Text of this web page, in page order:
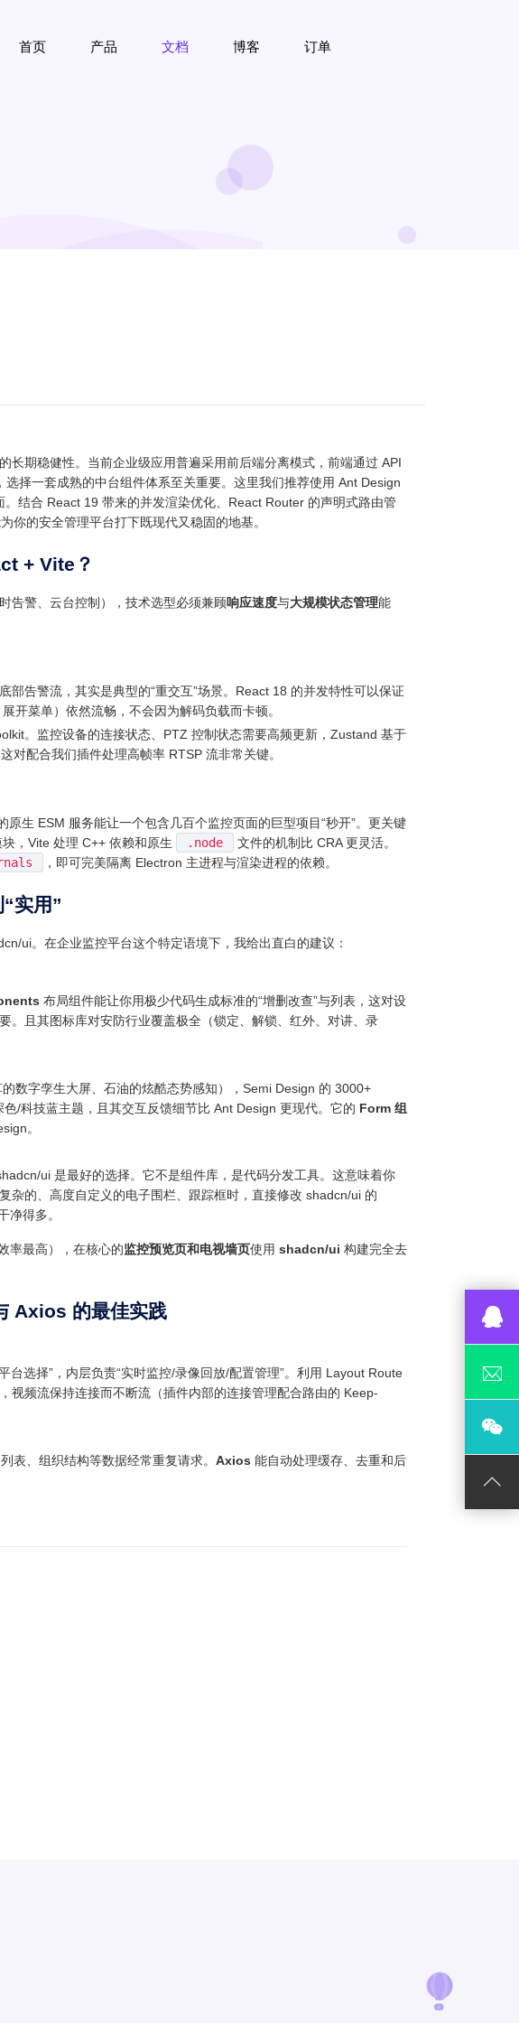
首页 产品 文档 博客 订单
长期稳健性。当前企业级应用普遍采用前后端分离模式，前端通过 API
择一套成熟的中台组件体系至关重要。这里我们推荐使用 Ant Design
结合 React 19 带来的并发渲染优化、React Router 的声明式路由管
你的安全管理平台打下既现代又稳固的地基。
+ Vite？
告警、云台控制），技术选型必须兼顾响应速度与大规模状态管理能
部告警流，其实是典型的“重交互”场景。React 18 的并发特性可以保证
开菜单）依然流畅，不会因为解码负载而卡顿。
。监控设备的连接状态、PTZ 控制状态需要高频更新，Zustand 基于
对配合我们插件处理高帧率 RTSP 流非常关键。
原生 ESM 服务能让一个包含几百个监控页面的巨型项目“秒开”。更关键
，Vite 处理 C++ 依赖和原生
.node
文件的机制比 CRA 更灵活。
，即可完美隔离 Electron 主进程与渲染进程的依赖。
实用”
ui。在企业监控平台这个特定语境下，我给出直白的建议：
布局组件能让你用极少代码生成标准的“增删改查”与列表，这对设
。且其图标库对安防行业覆盖极全（锁定、解锁、红外、对讲、录
的数字孪生大屏、石油的炫酷态势感知），Semi Design 的 3000+
/科技蓝主题，且其交互反馈细节比 Ant Design 更现代。它的 Form 组
。
ui 是最好的选择。它不是组件库，是代码分发工具。这意味着你
杂的、高度自定义的电子围栏、跟踪框时，直接修改 shadcn/ui 的
净得多。
率最高），在核心的监控预览页和电视墙页使用 shadcn/ui 构建完全去
Axios 的最佳实践
台选择”，内层负责“实时监控/录像回放/配置管理”。利用 Layout Route
视频流保持连接而不断流（插件内部的连接管理配合路由的 Keep-
表、组织结构等数据经常重复请求。 Axios 能自动处理缓存、去重和后